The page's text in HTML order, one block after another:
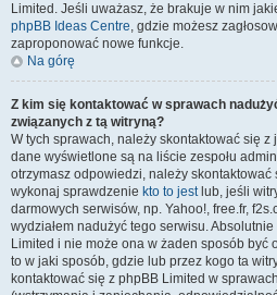
Limited. Jeśli uważasz, że brakuje w nim
phpBB Ideas Centre, gdzie możesz
zaproponować nowe funkcje.
Na górę
Z kim się kontaktować w sprawach
związanych z tą witryną?
W tych sprawach, należy skontaktować się z
dane wyświetlone są na liście zespołu
otrzymasz odpowiedzi, należy skontaktować
wykonaj sprawdzenie kto to jestlub, jeśli
darmowych serwisów, np. Yahoo!, free.fr,
wydziałem nadużyć tego serwisu. Absolutnie
Limited i nie może ona w żaden sposób
to w jaki sposób, gdzie lub przez kogo ta
kontaktować się z phpBB Limited w